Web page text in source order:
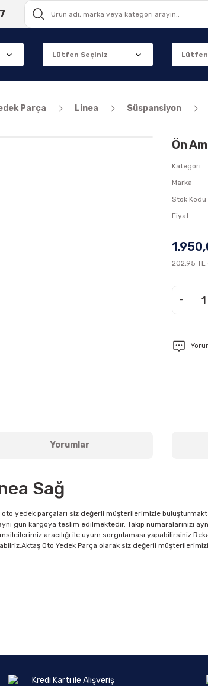
Parça Linea Süspansiyon
Ön
Kategori
Marka
Stok Kodu
Fiyat
202,95 TL
-
Yorumlar
Sağ
yedek parçaları siz değerli müşterilerimizle
gün kargoya teslim edilmektedir. Takip numaralarınızı
aracılığı ile uyum sorgulaması
Oto Yedek Parça olarak siz değerli
Kredi Kartı ile Alışveriş